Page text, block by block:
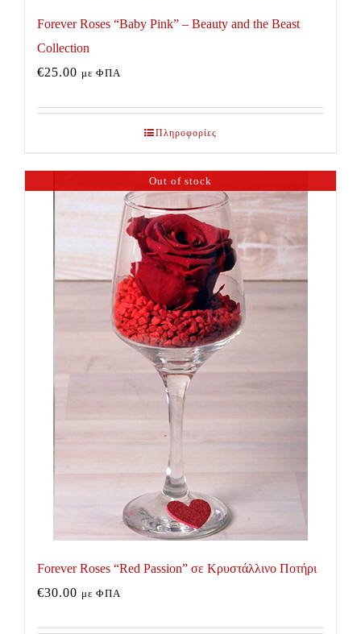
Forever Roses “Baby Pink” – Beauty and the Beast
Collection
€25.00 με ΦΠΑ
Πληροφορίες
Out of stock
Forever Roses “Red Passion” σε Κρυστάλλινο Ποτήρι
€30.00 με ΦΠΑ